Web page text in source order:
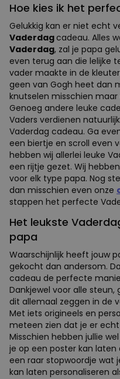
Hoe kies ik het
Gelukkig kan er niet echt
Vaderdagcadeau. Alles
Vaderdag, zal je papa
even terug aan die lelijke
vader maakte in de
geen van Gogh heet dan
knutselen misschien
Genoeg andere leuke
Vaders verdienen
Vaderdag cadeau. Ga
een biertje en scroll even
hebben wij allerlei leuke
een rijtje gezet. Wij
voor elk type papa. Nog
dan misschien even onze
stappen het perfecte
Het leukste
papa
Waarschijnlijk heeft jouw
gekocht dan andersom.
cadeau de perfecte
Dankjewel voor alle steun,
dit allemaal zeggen in de
Met iets origineels en
meteen zien dat je er
Misschien hebben jullie
je op een poster kan laten
een raar stopwoordje wat
kan laten personaliseren